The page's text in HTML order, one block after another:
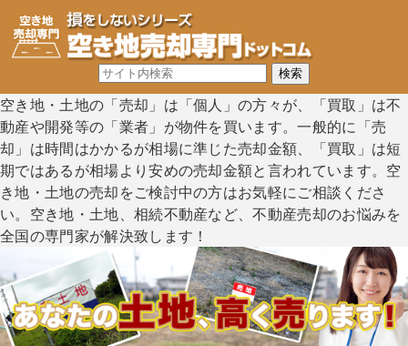
空き地・土地の「売却」は「個人」の方々が、「買取」は不
動産や開発等の「業者」が物件を買います。一般的に「売
却」は時間はかかるが相場に準じた売却金額、「買取」は短
期ではあるが相場より安めの売却金額と言われています。空
き地・土地の売却をご検討中の方はお気軽にご相談くださ
い。空き地・土地、相続不動産など、不動産売却のお悩みを
全国の専門家が解決致します！